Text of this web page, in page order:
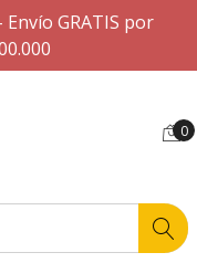
Envío GRATIS por
0